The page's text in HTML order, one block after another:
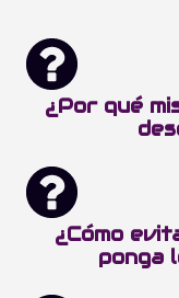
¿Por qué
¿Cómo
ponga